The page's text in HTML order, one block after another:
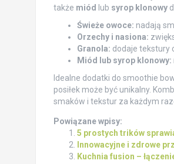
także miód lub syrop klonowy
Świeże owoce: nadają
Orzechy i nasiona:
Granola: dodaje tekstury
Miód lub syrop klonowy:
Idealne dodatki do smoothie
posiłek może być unikalny.
smaków i tekstur za każdym
Powiązane wpisy:
5 prostych trików
Innowacyjne i zdrowe
Kuchnia fusion –